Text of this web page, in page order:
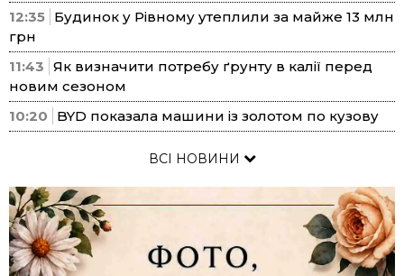
12:35 Будинок у Рівному утеплили за майже 13 млн
грн
11:43 Як визначити потребу ґрунту в калії перед
новим сезоном
10:20
BYD показала машини із золотом по кузову
ВСІ НОВИНИ